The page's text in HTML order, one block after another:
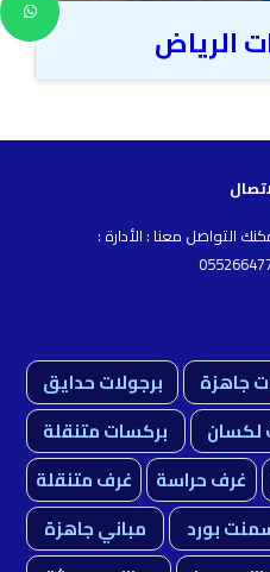
الرياض
التواصل معنا : الأدارة :
جاهزة
برجولات حدايق
لكسان
بركسات متنقلة
غرف حراسة
غرف متنقلة
بورد
مباني جاهزة